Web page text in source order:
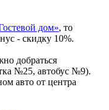
дом», то
- скидку 10%.
добраться
№25, автобус №9).
авто от центра